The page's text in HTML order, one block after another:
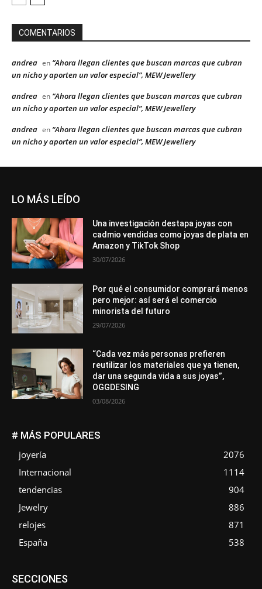
COMENTARIOS
andrea en “Ahora llegan clientes que buscan marcas que cubran
un nicho y aporten un valor especial”, MEW Jewellery
andrea en “Ahora llegan clientes que buscan marcas que cubran
un nicho y aporten un valor especial”, MEW Jewellery
andrea en “Ahora llegan clientes que buscan marcas que cubran
un nicho y aporten un valor especial”, MEW Jewellery
LO MÁS LEÍDO
Una investigación destapa joyas con
cadmio vendidas como joyas de plata en
Amazon y TikTok Shop
30/07/2026
Por qué el consumidor comprará menos
pero mejor: así será el comercio
minorista del futuro
29/07/2026
“Cada vez más personas prefieren
reutilizar los materiales que ya tienen,
dar una segunda vida a sus joyas”,
OGGDESING
03/08/2026
# MÁS POPULARES
joyería
2076
Internacional
1114
tendencias
904
Jewelry
886
relojes
871
España
538
SECCIONESAsociaciones
Entrevistas